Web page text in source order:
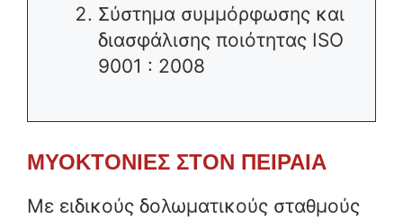
Σύστημα συμμόρφωσης και
διασφάλισης ποιότητας ISO
9001 : 2008
ΜΥΟΚΤΟΝΙΕΣ ΣΤΟΝ ΠΕΙΡΑΙΑ
Με ειδικούς δολωματικούς σταθμούς